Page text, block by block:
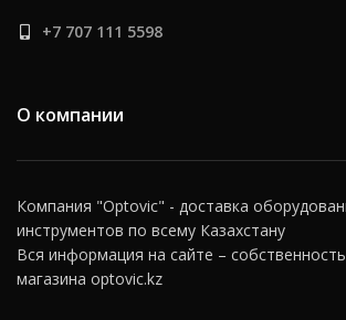
+7 707 111 5598
О компании
Компания "Optovic" - доставка
инструментов по всему Казахстану
Вся информация на сайте –
магазина optovic.kz